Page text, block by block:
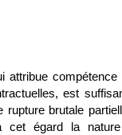
compétence
est
brutale
cet égard la